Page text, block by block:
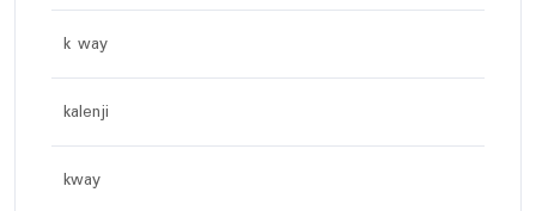
k way
kalenji
kway